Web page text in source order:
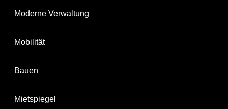
Moderne Verwaltung
Mobilität
Bauen
Mietspiegel